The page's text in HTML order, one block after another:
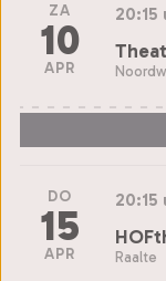
ZA
10
APR
20:15
DO
15
APR
20:15
Raalte